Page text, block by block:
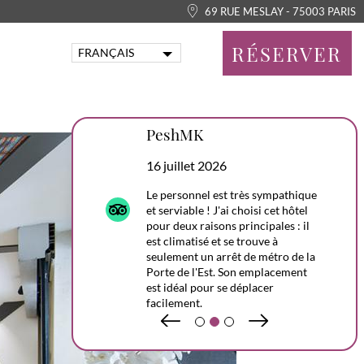
69 RUE MESLAY - 75003 PARIS
FRANÇAIS
ITALIANO
RÉSERVER
PeshMK
16 juillet 2026
Le personnel est très sympathique
et serviable ! J'ai choisi cet hôtel
pour deux raisons principales : il
est climatisé et se trouve à
seulement un arrêt de métro de la
Porte de l'Est. Son emplacement
est idéal pour se déplacer
facilement.